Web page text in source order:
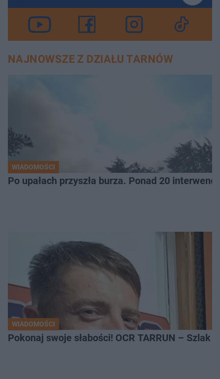
NAJNOWSZE Z DZIAŁU TARNÓW
WIADOMOŚCI
Po upałach przyszła burza. Ponad 20
WIADOMOŚCI
Pokonaj swoje słabości! OCR TARRUN – Szlak